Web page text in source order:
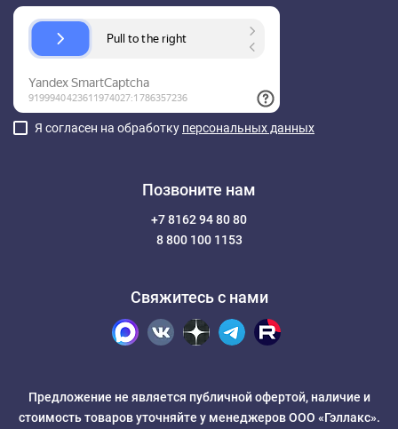
Я согласен на обработку персональных данных
Позвоните нам
+7 8162 94 80 80
8 800 100 1153
Свяжитесь с нами
Предложение не является публичной офертой, наличие и
стоимость товаров уточняйте у менеджеров ООО «Гэллакс».